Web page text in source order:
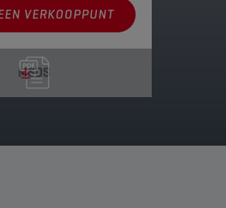
VERKOOPPUNT
MSDS